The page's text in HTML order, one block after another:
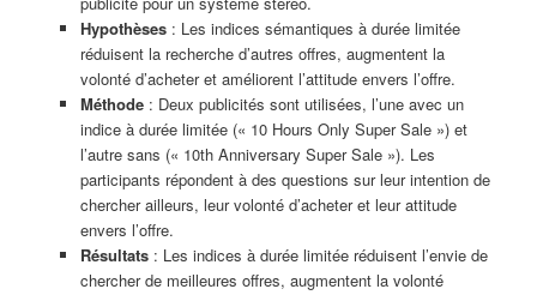
Hypothèses: Les indices sémantiques à durée limitée
réduisent la recherche d’autres offres, augmentent la
volonté d’acheter et améliorent l’attitude envers l’offre.
Méthode: Deux publicités sont utilisées, l’une avec un
indice à durée limitée (« 10 Hours Only Super Sale ») et
l’autre sans (« 10th Anniversary Super Sale »). Les
participants répondent à des questions sur leur intention de
chercher ailleurs, leur volonté d’acheter et leur attitude
envers l’offre.
Résultats: Les indices à durée limitée réduisent l’envie de
chercher de meilleures offres, augmentent la volonté